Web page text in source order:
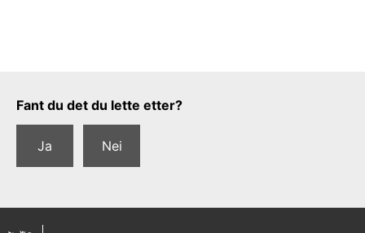
Tilbakemeldingsskjema
Fant du det du lette etter?
Ja Nei